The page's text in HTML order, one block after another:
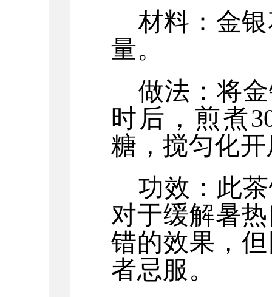
材料：金
量。
做法：将
时后，煎煮
糖，搅匀化
功效：此
对于缓解暑
错的效果，
者忌服。